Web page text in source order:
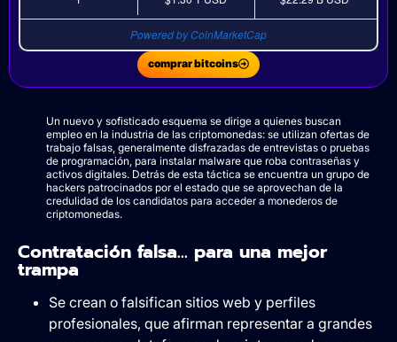
Powered by CoinMarketCap
comprar bitcoins
Un nuevo y sofisticado esquema se dirige a quienes buscan
empleo en la industria de las criptomonedas: se utilizan ofertas de
trabajo falsas, generalmente disfrazadas de entrevistas o pruebas
de programación, para instalar malware que roba contraseñas y
activos digitales. Detrás de esta táctica se encuentra un grupo de
hackers patrocinados por el estado que se aprovechan de la
credulidad de los candidatos para acceder a monederos de
criptomonedas.
Contratación falsa… para una mejor
trampa
Se crean o falsifican sitios web y perfiles
profesionales, que afirman representar a grandes